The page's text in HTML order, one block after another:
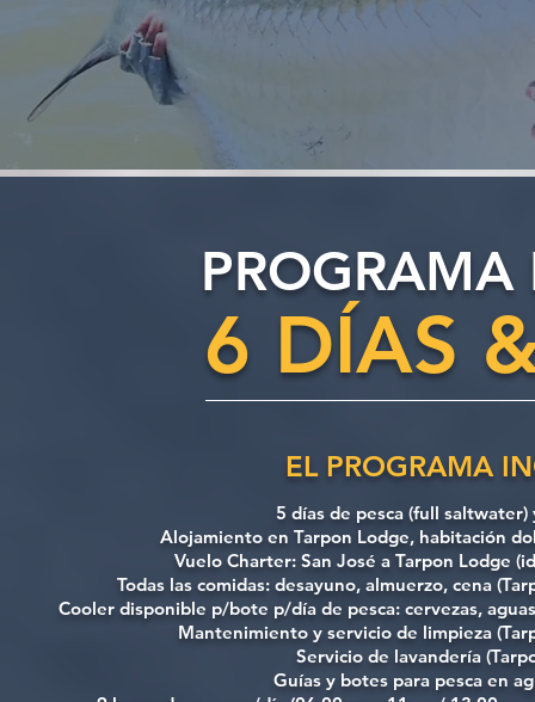
PROGRAMA
6 DÍAS
EL PROGRAMA
5 días de pesca (full saltwater)
Alojamiento en Tarpon Lodge, habitación
Vuelo Charter: San José a Tarpon Lodge
Todas las comidas: desayuno, almuerzo, cena
Cooler disponible p/bote p/día de pesca: cervezas,
Mantenimiento y servicio de limpieza
Servicio de lavandería
Guías y botes para pesca en